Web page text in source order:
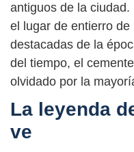
antiguos de la
el lugar de entierro
destacadas de la
del tiempo, el
olvidado por la
La leyenda
ve